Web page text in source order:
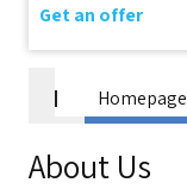
Homepage
About Us
Get an offer